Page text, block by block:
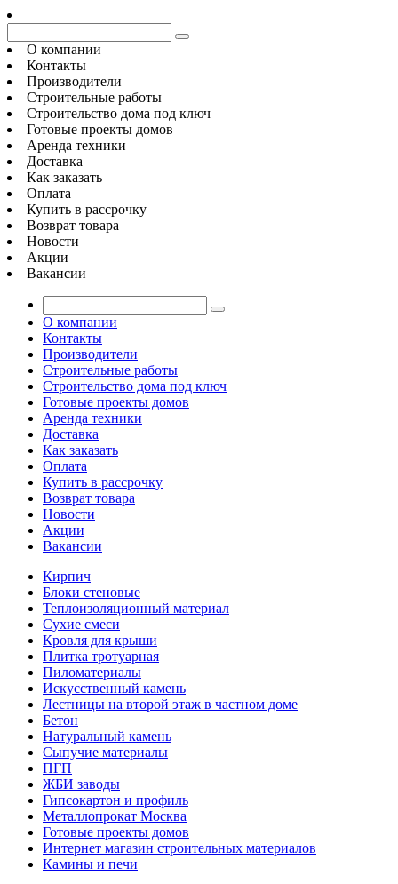
О компании
Контакты
Производители
Строительные работы
Строительство дома под ключ
Готовые проекты домов
Аренда техники
Доставка
Как заказать
Оплата
Купить в рассрочку
Возврат товара
Новости
Акции
Вакансии
О компании
Контакты
Производители
Строительные работы
Строительство дома под ключ
Готовые проекты домов
Аренда техники
Доставка
Как заказать
Оплата
Купить в рассрочку
Возврат товара
Новости
Акции
Вакансии
Кирпич
Блоки стеновые
Теплоизоляционный материал
Сухие смеси
Кровля для крыши
Плитка тротуарная
Пиломатериалы
Искусственный камень
Лестницы на второй этаж в частном доме
Бетон
Натуральный камень
Сыпучие материалы
ПГП
ЖБИ заводы
Гипсокартон и профиль
Металлопрокат Москва
Готовые проекты домов
Интернет магазин строительных материалов
Камины и печи